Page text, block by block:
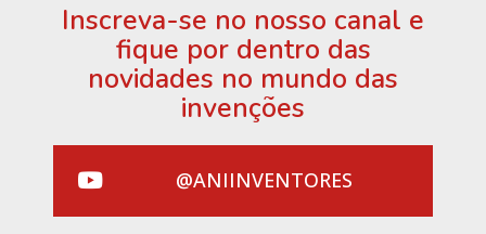
Inscreva-se no nosso canal e
fique por dentro das
novidades no mundo das
invenções
@ANIINVENTORES